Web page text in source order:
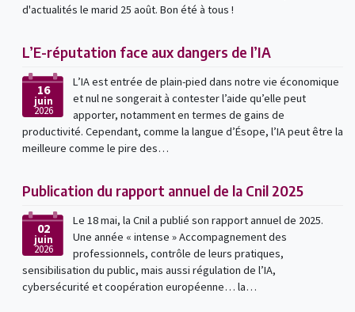
d'actualités le marid 25 août. Bon été à tous !
L’E-réputation face aux dangers de l’IA
16
juin
2026
L’IA est entrée de plain-pied dans notre vie économique
et nul ne songerait à contester l’aide qu’elle peut
apporter, notamment en termes de gains de
productivité. Cependant, comme la langue d’Ésope, l’IA peut être la
meilleure comme le pire des…
Publication du rapport annuel de la Cnil 2025
02
juin
2026
Le 18 mai, la Cnil a publié son rapport annuel de 2025.
Une année « intense » Accompagnement des
professionnels, contrôle de leurs pratiques,
sensibilisation du public, mais aussi régulation de l’IA,
cybersécurité et coopération européenne… la…